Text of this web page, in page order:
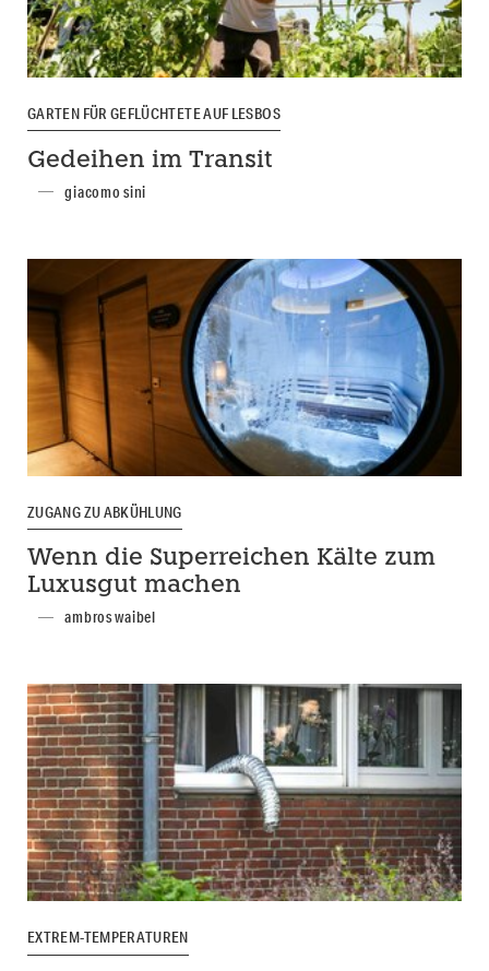
GARTEN FÜR GEFLÜCHTETE AUF LESBOS
Gedeihen im Transit
giacomo sini
ZUGANG ZU ABKÜHLUNG
Wenn die Superreichen Kälte zum
Luxusgut machen
ambros waibel
EXTREM-TEMPERATUREN